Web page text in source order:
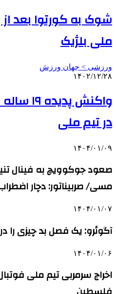
شوک به کورتوا بعد
ملی بلژیک
ورزشی > جهان ورزش
۱۴۰۲/۱۲/۲۸
واکنش
در تیم ملی
۱۴۰۴/۰۱/۰۹
صعود جوکوویچ به فینال
مسی/ صربیناتور: دچار
۱۴۰۴/۰۱/۰۷
آگوئرو: یک فصل بد چیزی
۱۴۰۴/۰۱/۰۶
اخراج سرمربی تیم ملی